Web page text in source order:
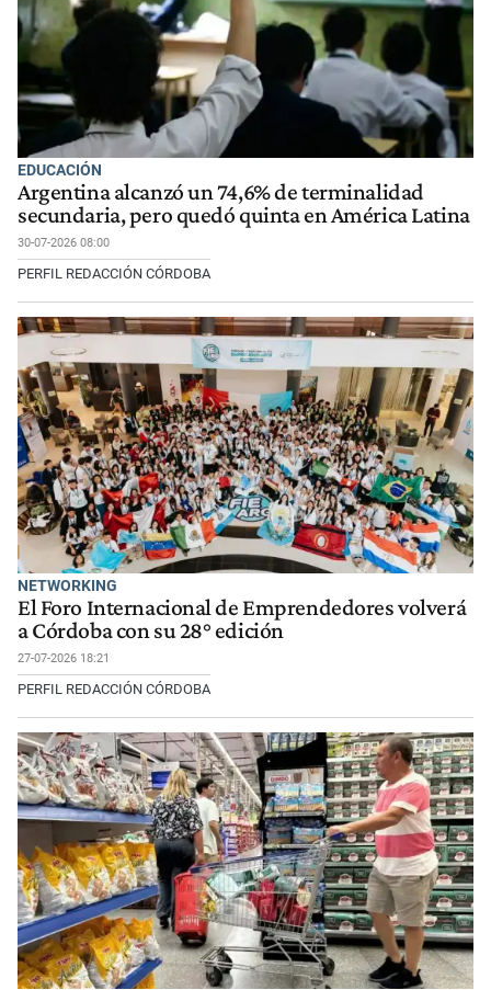
EDUCACIÓN
Argentina alcanzó un 74,6% de terminalidad
secundaria, pero quedó quinta en América Latina
30-07-2026 08:00
PERFIL REDACCIÓN CÓRDOBA
NETWORKING
El Foro Internacional de Emprendedores volverá
a Córdoba con su 28° edición
27-07-2026 18:21
PERFIL REDACCIÓN CÓRDOBA